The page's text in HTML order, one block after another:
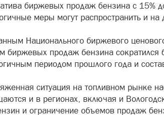
биржевых продаж бензина с 15%
меры могут распространить и на
Национального биржевого
биржевых продаж бензина сократился
периодом прошлого года и
ситуация на топливном рынке
и в регионах, включая и
и ограничение объемов продаж